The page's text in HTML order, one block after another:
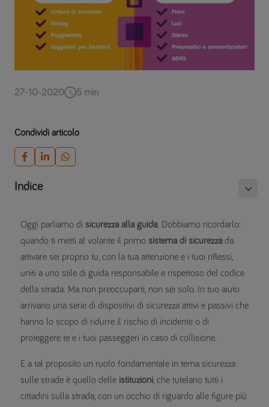
27-10-2020 5 min
Condividi articolo
Indice
Oggi parliamo di sicurezza alla guida. Dobbiamo ricordarlo:
quando ti metti al volante il primo sistema di sicurezza da
attivare sei proprio tu, con la tua attenzione e i tuoi riflessi,
uniti a uno stile di guida responsabile e rispettoso del codice
della strada. Ma non preoccuparti, non sei solo. In tuo aiuto
arrivano una serie di dispositivi di sicurezza attivi e passivi che
hanno lo scopo di ridurre il rischio di incidente o di
proteggere te e i tuoi passeggeri in caso di collisione.
E a tal proposito un ruolo fondamentale in tema sicurezza
sulle strade è quello delle istituzioni, che tutelano tutti i
cittadini sulla strada, con un occhio di riguardo alle figure più